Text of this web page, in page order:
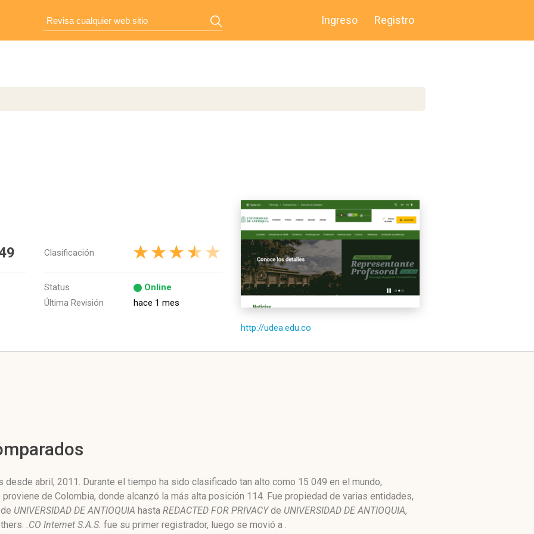
Ingreso Registro
Clasificación
Status
Online
Última Revisión
hace 1 mes
http://udea.edu.co
abril, 2011. Durante el tiempo ha sido clasificado tan alto como 15 049 en el mundo,
de Colombia, donde alcanzó la más alta posición 114. Fue propiedad de varias entidades,
UNIVERSIDAD DE ANTIOQUIA hasta REDACTED FOR PRIVACYde UNIVERSIDAD DE ANTIOQUIA,
.CO Internet S.A.S. fue su primer registrador, luego se movió a .